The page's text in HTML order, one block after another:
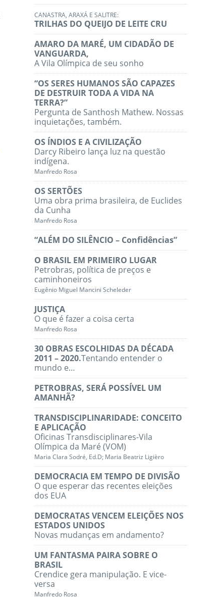
CANASTRA, ARAXÁ E SALITRE:
TRILHAS DO QUEIJO DE LEITE CRU
AMARO DA MARÉ, UM CIDADÃO DE
VANGUARDA,
A Vila Olímpica de seu sonho
“OS SERES HUMANOS SÃO CAPAZES
DE DESTRUIR TODA A VIDA NA
TERRA?”
Pergunta de Santhosh Mathew. Nossas
inquietações, também.
OS ÍNDIOS E A CIVILIZAÇÃO
Darcy Ribeiro lança luz na questão
indígena.
Manfredo Rosa
OS SERTÕES
Uma obra prima brasileira, de Euclides
da Cunha
Manfredo Rosa
“ALÉM DO SILÊNCIO – Confidências”
O BRASIL EM PRIMEIRO LUGAR
Petrobras, política de preços e
caminhoneiros
Eugênio Miguel Mancini Scheleder
JUSTIÇA
O que é fazer a coisa certa
Manfredo Rosa
30 OBRAS ESCOLHIDAS DA DÉCADA
2011 – 2020.Tentando entender o
mundo e…
PETROBRAS, SERÁ POSSÍVEL UM
AMANHÃ?
TRANSDISCIPLINARIDADE: CONCEITO
E APLICAÇÃO
Oficinas Transdisciplinares-Vila
Olímpica da Maré (VOM)
Maria Clara Sodré, Ed.D; Maria Beatriz Ligièro
DEMOCRACIA EM TEMPO DE DIVISÃO
O que esperar das recentes eleições
dos EUA
DEMOCRATAS VENCEM ELEIÇÕES NOS
ESTADOS UNIDOS
Novas mudanças em andamento?
UM FANTASMA PAIRA SOBRE O
BRASIL
Crendice gera manipulação. E vice-
versa
Manfredo Rosa